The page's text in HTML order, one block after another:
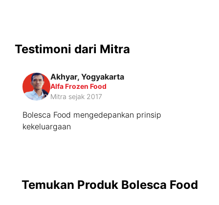
Testimoni dari Mitra
Akhyar, Yogyakarta
Alfa Frozen Food
Mitra sejak 2017
Bolesca Food mengedepankan prinsip
kekeluargaan
Temukan Produk Bolesca Food